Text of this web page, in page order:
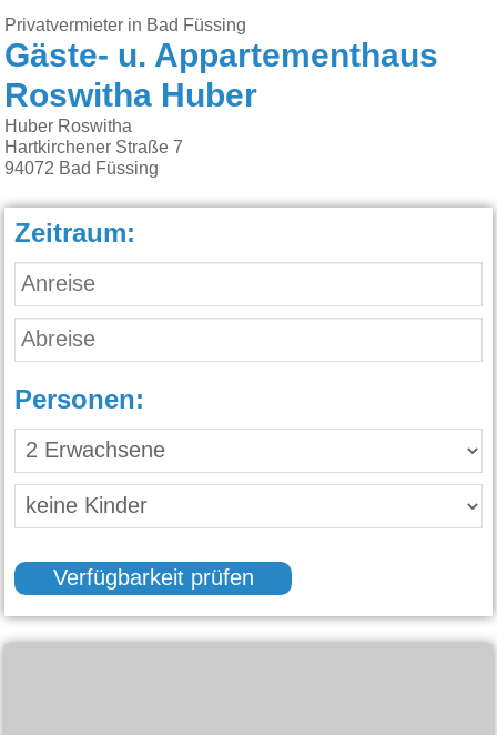
Privatvermieter in Bad Füssing
Gäste- u. Appartementhaus
Roswitha Huber
Huber Roswitha
Hartkirchener Straße 7
94072 Bad Füssing
Zeitraum:
Personen:
Verfügbarkeit prüfen